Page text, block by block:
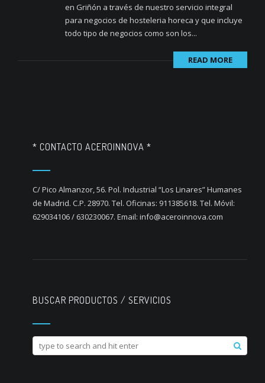
en Griñón a través de nuestro servicio integral
para negocios de hosteleria horeca y que incluye
todo tipo de negocios como son los...
READ MORE
* CONTACTO ACEROINNOVA *
C/ Pico Almanzor, 56. Pol. Industrial “Los Linares” Humanes
de Madrid. C.P. 28970. Tel. Oficinas: 911385618. Tel. Móvil:
629034106 / 630230067. Email: info@aceroinnova.com
BUSCAR PRODUCTOS / SERVICIOS